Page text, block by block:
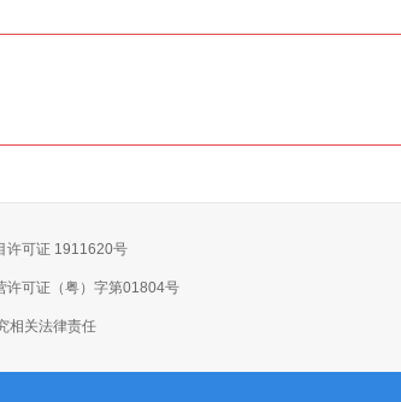
许可证 1911620号
许可证（粤）字第01804号
相关法律责任